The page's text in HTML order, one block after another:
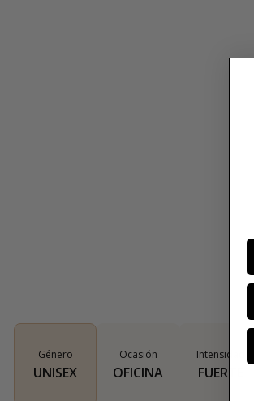
Género
UNISEX
Ocasión
OFICINA
Intensidad
FUERTE